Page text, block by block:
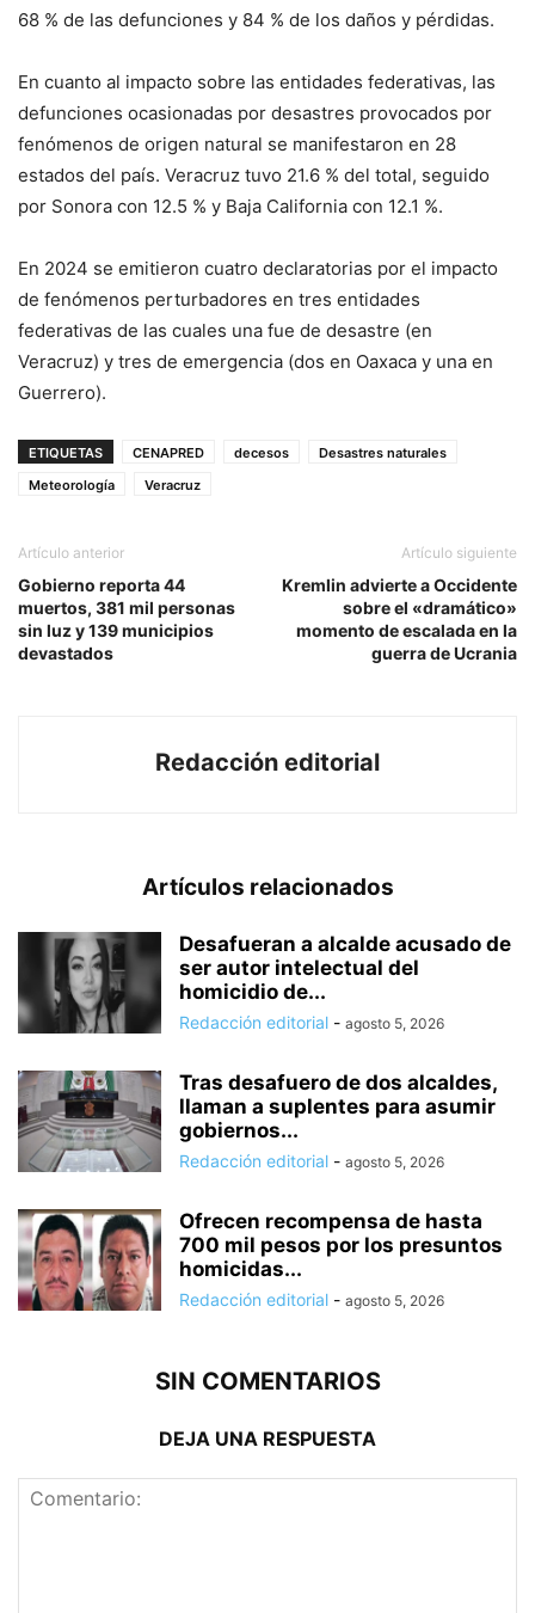
68 % de las defunciones y 84 % de los daños y pérdidas.
En cuanto al impacto sobre las entidades federativas, las
defunciones ocasionadas por desastres provocados por
fenómenos de origen natural se manifestaron en 28
estados del país. Veracruz tuvo 21.6 % del total, seguido
por Sonora con 12.5 % y Baja California con 12.1 %.
En 2024 se emitieron cuatro declaratorias por el impacto
de fenómenos perturbadores en tres entidades
federativas de las cuales una fue de desastre (en
Veracruz) y tres de emergencia (dos en Oaxaca y una en
Guerrero).
ETIQUETAS CENAPRED decesos
Desastres naturales
Meteorología
Veracruz
Artículo anterior
Gobierno reporta 44
muertos, 381 mil personas
sin luz y 139 municipios
devastados
Artículo siguiente
Kremlin advierte a Occidente
sobre el «dramático»
momento de escalada en la
guerra de Ucrania
Redacción editorial
Artículos relacionados
Desafueran a alcalde acusado de
ser autor intelectual del
homicidio de...
Redacción editorial - agosto 5, 2026
Tras desafuero de dos alcaldes,
llaman a suplentes para asumir
gobiernos...
Redacción editorial - agosto 5, 2026
Ofrecen recompensa de hasta
700 mil pesos por los presuntos
homicidas...
Redacción editorial - agosto 5, 2026
SIN COMENTARIOS
DEJA UNA RESPUESTA